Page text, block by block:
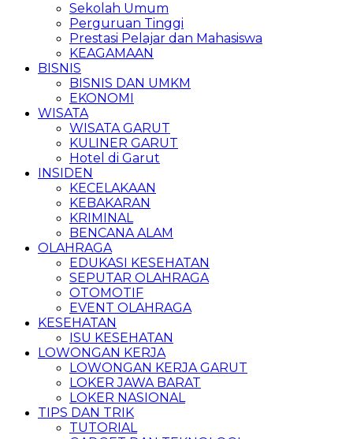
Sekolah Umum
Perguruan Tinggi
Prestasi Pelajar dan Mahasiswa
KEAGAMAAN
BISNIS
BISNIS DAN UMKM
EKONOMI
WISATA
WISATA GARUT
KULINER GARUT
Hotel di Garut
INSIDEN
KECELAKAAN
KEBAKARAN
KRIMINAL
BENCANA ALAM
OLAHRAGA
EDUKASI KESEHATAN
SEPUTAR OLAHRAGA
OTOMOTIF
EVENT OLAHRAGA
KESEHATAN
ISU KESEHATAN
LOWONGAN KERJA
LOWONGAN KERJA GARUT
LOKER JAWA BARAT
LOKER NASIONAL
TIPS DAN TRIK
TUTORIAL